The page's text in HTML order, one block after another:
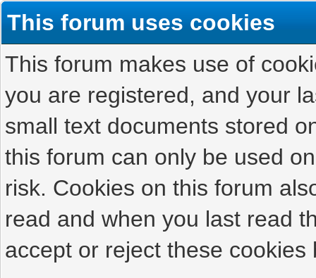
This forum uses cookies
This forum makes use of
you are registered, and your
small text documents stored
this forum can only be used
risk. Cookies on this forum
read and when you last read
accept or reject these cookies